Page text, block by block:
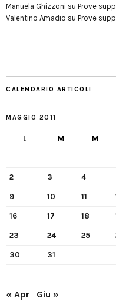
Manuela Ghizzoni su Prove
Valentino Amadio su Prove
CALENDARIO ARTICOLI
MAGGIO 2011
L M M
2 3 4
9 10 11
16 17 18
23 24 25
30 31
« Apr Giu »